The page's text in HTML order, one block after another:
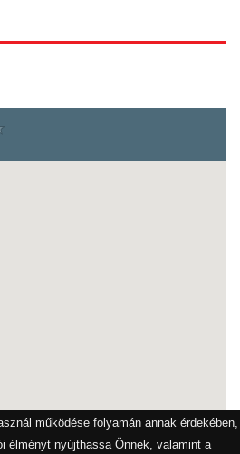
működése folyamán annak érdekében,
élményt nyújthassa Önnek, valamint a